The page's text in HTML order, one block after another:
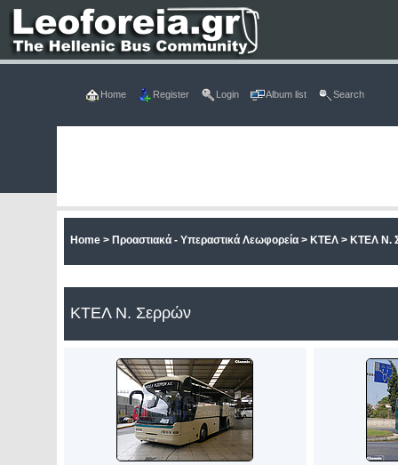
Home Register Login Album list Search
Home> Προαστιακά - Υπεραστικά Λεωφορεία> ΚΤΕΛ> ΚΤΕΛ Ν.
ΚΤΕΛ Ν. Σερρών